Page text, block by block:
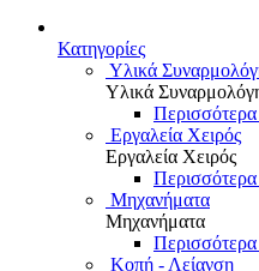
Κατηγορίες
Υλικά
Υλικά
Εργαλεία Χειρός
Εργαλεία Χειρός
Μηχανήματα
Μηχανήματα
Κοπή - Λείανση